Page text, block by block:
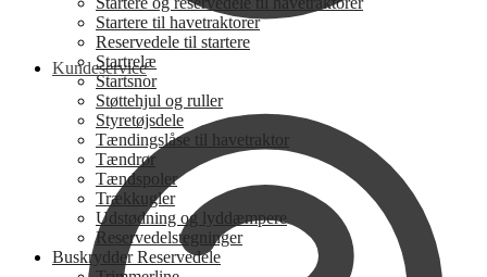
Kundeservice
Startere til havetraktorer
Reservedele til startere
Startrelæ
Startsnor
Støttehjul og ruller
Styretøjsdele
Tændingslåse til havetraktor
Tændrør
Tændspoler
Trækkugler
Udstødning og lyddæmpere
Reservedelstegninger
Buskrydder Reservedele